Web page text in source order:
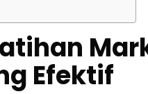
Efektif